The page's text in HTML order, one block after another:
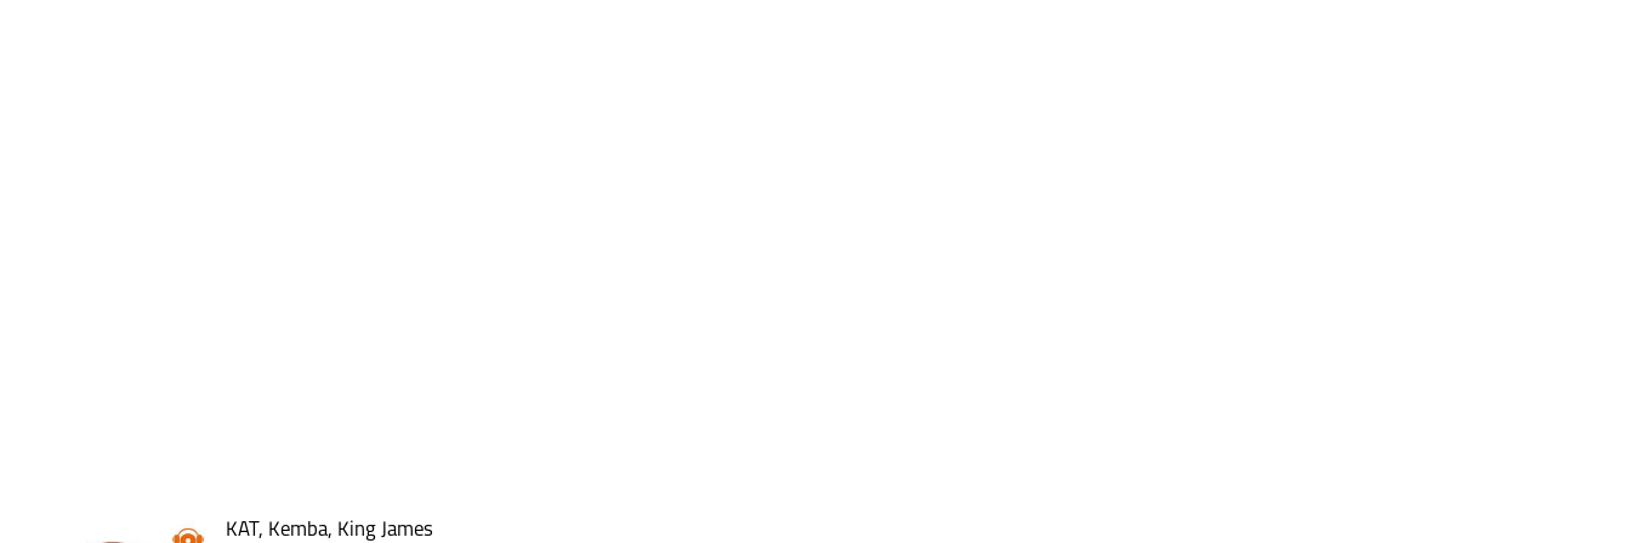
KAT, Kemba, King James